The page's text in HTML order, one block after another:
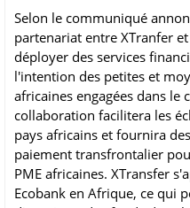
Selon le communiqué
partenariat entre XTranfer
déployer des services
l'intention des petites et
africaines engagées dans le
collaboration facilitera les
pays africains et fournira
paiement transfrontalier
PME africaines. XTransfer
Ecobank en Afrique, ce qui